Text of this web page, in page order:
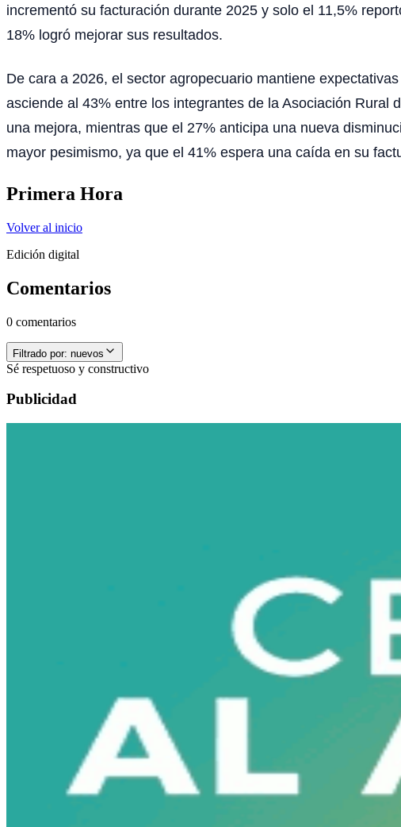
incrementó su facturación durante 2025 y solo el 11,5%
18% logró mejorar sus resultados.
De cara a 2026, el sector agropecuario mantiene
asciende al 43% entre los integrantes de la Asociación
una mejora, mientras que el 27% anticipa una nueva
mayor pesimismo, ya que el 41% espera una caída en su
Primera Hora
Volver al inicio
Edición digital
Comentarios
0 comentarios
Filtrado por: nuevos
Sé respetuoso y constructivo
Publicidad